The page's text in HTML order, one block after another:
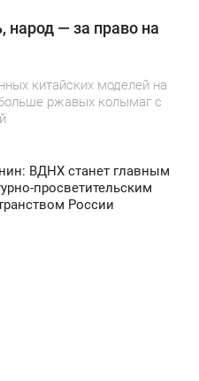
народ — за право на
китайских моделей на
ржавых колымаг с
ВДНХ станет главным
просветительским
России